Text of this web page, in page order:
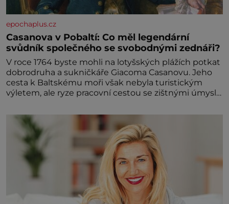
epochaplus.cz
Casanova v Pobaltí: Co měl legendární
svůdník společného se svobodnými zednáři?
V roce 1764 byste mohli na lotyšských plážích potkat
dobrodruha a sukničkáře Giacoma Casanovu. Jeho
cesta k Baltskému moři však nebyla turistickým
výletem, ale ryze pracovní cestou se zištnými úmysly.
procházel uličkami lotyšské Rigy? Casanova v Pobaltí
kontaktoval tamní zednářské lóže. Nebyl v této
oblasti žádným nováčkem, protože do zednářské